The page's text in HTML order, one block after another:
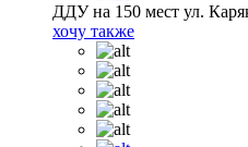
ДДУ на 150 мест ул.
хочу также